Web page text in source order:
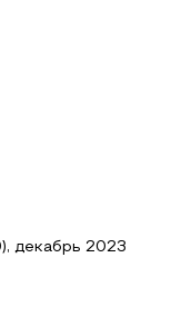
декабрь 2023